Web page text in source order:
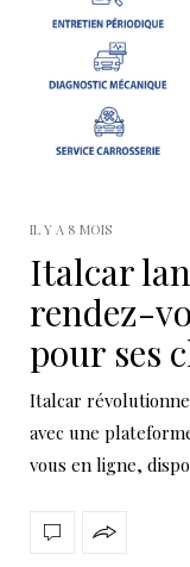
IL Y A 8 MOIS
Italcar
rendez-
pour ses
Italcar
avec une
vous en ligne,